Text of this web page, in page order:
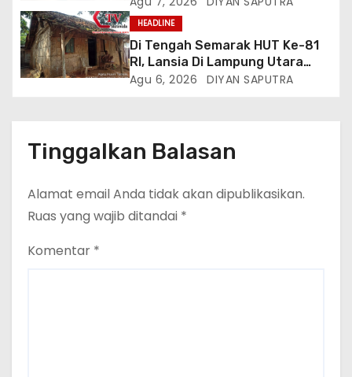
Lamsel Bertindak
Gugat Di PTUN Jakarta
HEADLINE
Di Tengah Semarak HUT Ke-81
RI, Lansia Di Lampung Utara
Hidup Memprihatinkan
Agu 6, 2026 DIYAN SAPUTRA
Tinggalkan Balasan
Alamat email Anda tidak akan dipublikasikan.
Ruas yang wajib ditandai *
Komentar *